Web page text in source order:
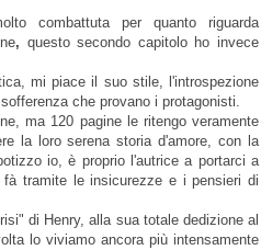
combattuta per quanto riguarda
, questo secondo capitolo ho invece
mi piace il suo stile, l'introspezione
che provano i protagonisti.
ma 120 pagine le ritengo veramente
la loro serena storia d'amore, con la
io, è proprio l'autrice a portarci a
tramite le insicurezze e i pensieri di
di Henry, alla sua totale dedizione al
lo viviamo ancora più intensamente